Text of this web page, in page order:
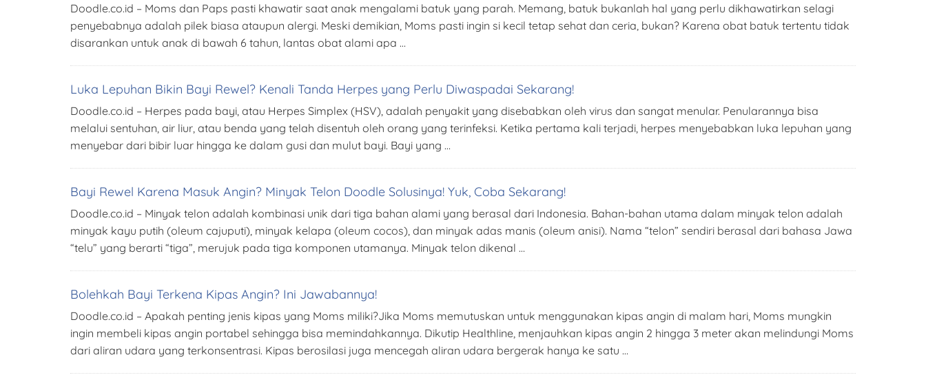
Doodle.co.id – Moms dan Paps pasti khawatir saat anak mengalami batuk yang parah. Memang, batuk bukanlah hal yang perlu dikhawatirkan selagi
penyebabnya adalah pilek biasa ataupun alergi. Meski demikian, Moms pasti ingin si kecil tetap sehat dan ceria, bukan? Karena obat batuk tertentu tidak
disarankan untuk anak di bawah 6 tahun, lantas obat alami apa …
Luka Lepuhan Bikin Bayi Rewel? Kenali Tanda Herpes yang Perlu Diwaspadai Sekarang!
Doodle.co.id – Herpes pada bayi, atau Herpes Simplex (HSV), adalah penyakit yang disebabkan oleh virus dan sangat menular. Penularannya bisa
melalui sentuhan, air liur, atau benda yang telah disentuh oleh orang yang terinfeksi. Ketika pertama kali terjadi, herpes menyebabkan luka lepuhan yang
menyebar dari bibir luar hingga ke dalam gusi dan mulut bayi. Bayi yang …
Bayi Rewel Karena Masuk Angin? Minyak Telon Doodle Solusinya! Yuk, Coba Sekarang!
Doodle.co.id – Minyak telon adalah kombinasi unik dari tiga bahan alami yang berasal dari Indonesia. Bahan-bahan utama dalam minyak telon adalah
minyak kayu putih (oleum cajuputi), minyak kelapa (oleum cocos), dan minyak adas manis (oleum anisi). Nama “telon” sendiri berasal dari bahasa Jawa
“telu” yang berarti “tiga”, merujuk pada tiga komponen utamanya. Minyak telon dikenal …
Bolehkah Bayi Terkena Kipas Angin? Ini Jawabannya!
Doodle.co.id – Apakah penting jenis kipas yang Moms miliki?Jika Moms memutuskan untuk menggunakan kipas angin di malam hari, Moms mungkin
ingin membeli kipas angin portabel sehingga bisa memindahkannya. Dikutip Healthline, menjauhkan kipas angin 2 hingga 3 meter akan melindungi Moms
dari aliran udara yang terkonsentrasi. Kipas berosilasi juga mencegah aliran udara bergerak hanya ke satu …